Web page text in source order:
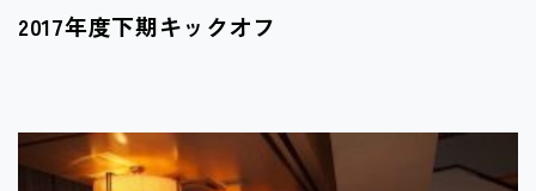
2017年度下期キックオフ